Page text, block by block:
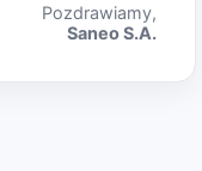
Pozdrawiamy,
Saneo S.A.